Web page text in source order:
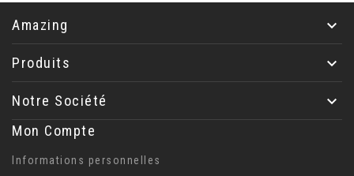
Amazing 
Produits 
Notre Société 
Mon Compte
Informations personnelles